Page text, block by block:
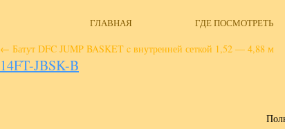
ГЛАВНАЯ ГДЕ ПОСМОТРЕТЬ
← Батут DFC JUMP BASKET c внутренней сеткой 1,52 — 4,88 м
14FT-JBSK-B